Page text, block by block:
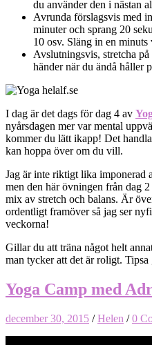
du använder den i nästan
Avrunda förslagsvis med
minuter och sprang 20
10 osv. Släng in en
Avslutningsvis, stretcha på
händer när du ändå håller
I dag är det dags för dag 4 av
nyårsdagen mer var mental
kommer du lätt ikapp! Det
kan hoppa över om du vill.
Jag är inte riktigt lika imponerad
men den här övningen från dag
mix av stretch och balans. Är
ordentligt framöver så jag ser
veckorna!
Gillar du att träna något helt
man tycker att det är roligt.
Yoga Camp med
december 30, 2015 /Helen /0